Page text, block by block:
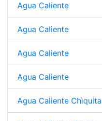
Agua Caliente
Agua Caliente
Agua Caliente
Agua Caliente
Agua Caliente Chìquita